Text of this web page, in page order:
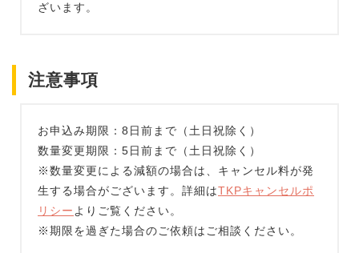
ざいます。
注意事項
お申込み期限：8日前まで（土日祝除く）
数量変更期限：5日前まで（土日祝除く）
※数量変更による減額の場合は、キャンセル料が発
生する場合がございます。詳細はTKPキャンセルポ
リシー よりご覧ください。
※期限を過ぎた場合のご依頼はご相談ください。